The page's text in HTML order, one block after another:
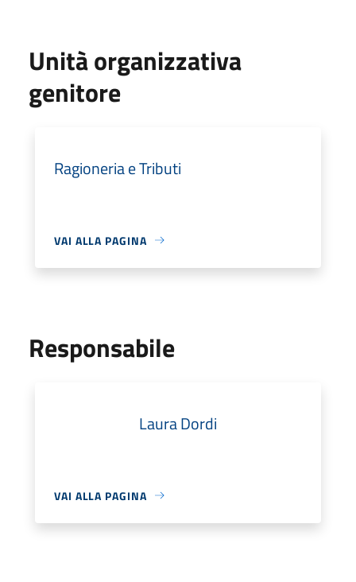
Unità organizzativa
genitore
Ragioneria e Tributi
VAI ALLA PAGINA
Responsabile
Laura Dordi
VAI ALLA PAGINA